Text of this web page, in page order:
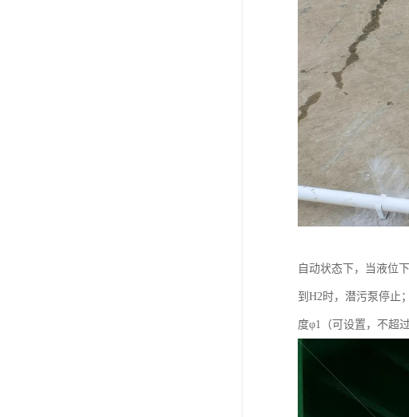
自动状态下，当液位
到H2时，潜污泵停止
度φ1（可设置，不超